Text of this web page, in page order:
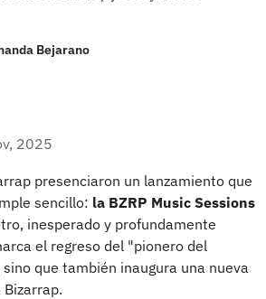
Bejarano
2025
presenciaron un lanzamiento que
sencillo: la BZRP Music Sessions
inesperado y profundamente
el regreso del "pionero del
que también inaugura una nueva